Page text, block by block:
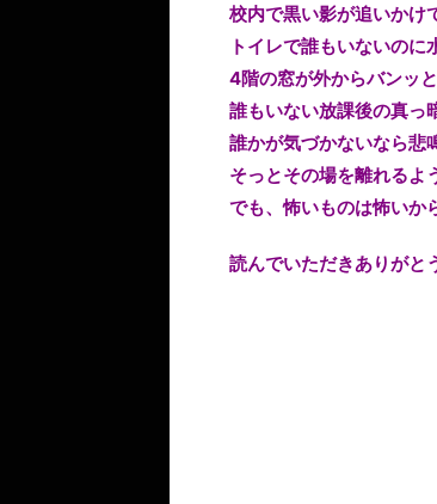
校内で黒い影が追いかけ
トイレで誰もいないのに
4階の窓が外からバンッ
誰もいない放課後の真っ
誰かが気づかないなら悲
そっとその場を離れるよ
でも、怖いものは怖いか
読んでいただきありがと